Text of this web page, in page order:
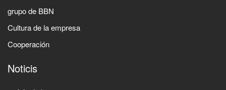
grupo de BBN
Cultura de la empresa
Cooperación
Noticis